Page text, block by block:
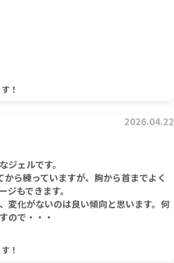
！
2026.04.22
ジェルです。
ら練っていますが、胸から首までよく
もできます。
変化がないのは良い傾向と思います。何
ので・・・
！